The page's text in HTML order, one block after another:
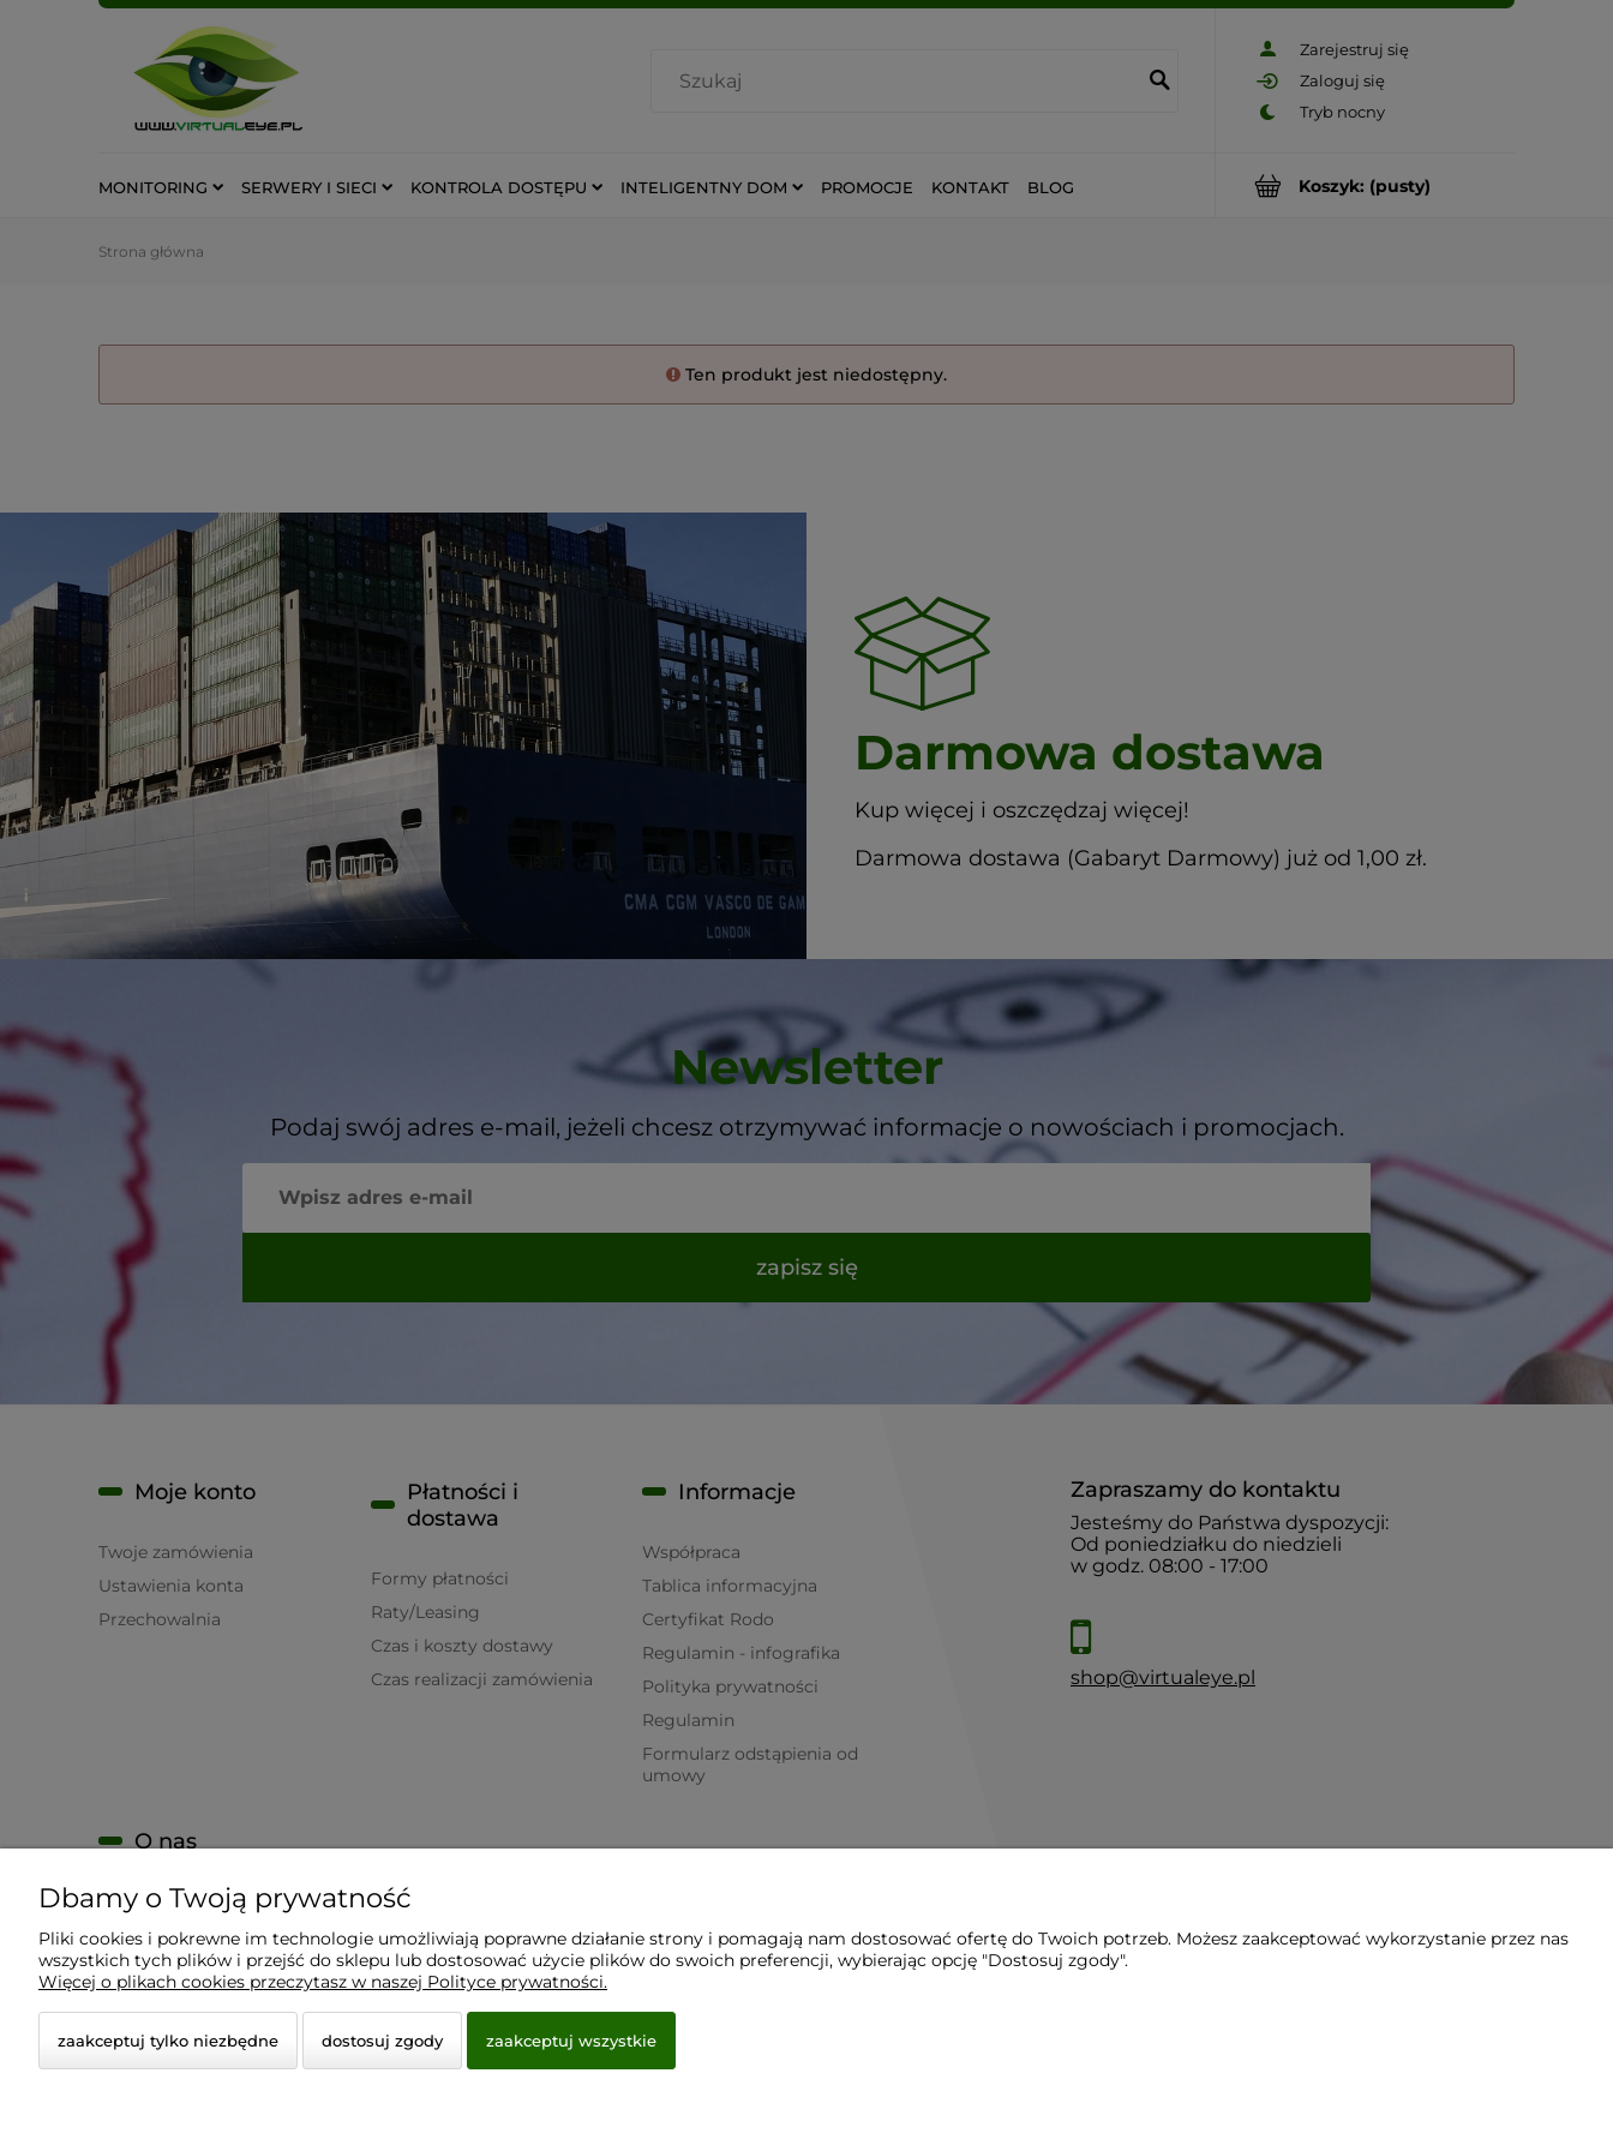
Zarejestruj się
Zaloguj się
Koszyk: (pusty)
MONITORING SERWERY I SIECI KONTROLA DOSTĘPU INTELIGENTNY DOM PROMOCJE KONTAKT BLOG
Strona główna
Ten produkt jest niedostępny.
Darmowa dostawa
Kup więcej i oszczędzaj więcej!
Darmowa dostawa (Gabaryt Darmowy) już od 1,00 zł.
Newsletter
Podaj swój adres e-mail, jeżeli chcesz otrzymywać informacje o nowościach i promocjach.
zapisz się
Zapraszamy do kontaktu
Jesteśmy do Państwa dyspozycji:
Od poniedziałku do niedzieli
w godz. 08:00 - 17:00
shop@virtualeye.pl
Moje konto
Twoje zamówienia
Ustawienia konta
Przechowalnia
Płatności i
dostawa
Formy płatności
Raty/Leasing
Czas i koszty dostawy
Czas realizacji zamówienia
Informacje
Współpraca
Tablica informacyjna
Certyfikat Rodo
Regulamin - infografika
Polityka prywatności
Regulamin
Formularz odstąpienia od
umowy
O nas
KONTAKT
O firmie
Nagrody i wyróżnienia
Dbamy o Twoją prywatność
Pliki cookies i pokrewne im technologie umożliwiają poprawne działanie strony i pomagają nam dostosować ofertę do Twoich potrzeb. Możesz zaakceptować wykorzystanie przez nas
wszystkich tych plików i przejść do sklepu lub dostosować użycie plików do swoich preferencji, wybierając opcję "Dostosuj zgody".
Więcej o plikach cookies przeczytasz w naszej Polityce prywatności.
zaakceptuj tylko niezbędne dostosuj zgody zaakceptuj wszystkie